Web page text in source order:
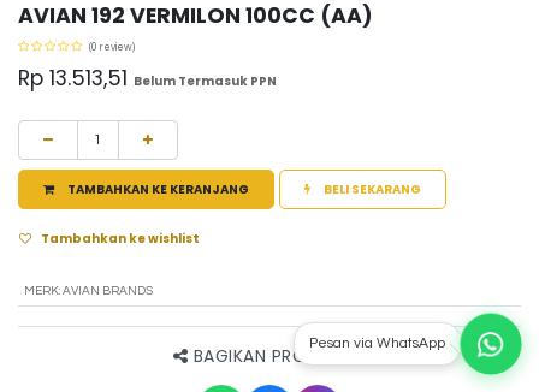
AVIAN 192 VERMILON 100CC (AA)
(0 review)
Rp 13.513,51 Belum Termasuk PPN
TAMBAHKAN KE KERANJANG BELI SEKARANG
Tambahkan ke wishlist
MERK: AVIAN BRANDS
BAGIKAN PRODUK INI
Pesan via WhatsApp